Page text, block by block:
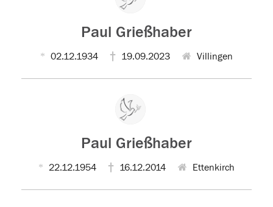
Paul Grießhaber
02.12.1934 19.09.2023 Villingen
Paul Grießhaber
22.12.1954 16.12.2014 Ettenkirch